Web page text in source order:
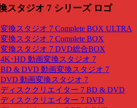
変換スタジオ 7 Complete BOX ULTRA
変換スタジオ 7 Complete BOX
変換スタジオ 7 DVD総合BOX
4K･HD 動画変換スタジオ 7
BD & DVD 動画変換スタジオ 7
DVD 動画変換スタジオ 7
ディスククリエイター 7 BD & DVD
ディスククリエイター 7 DVD